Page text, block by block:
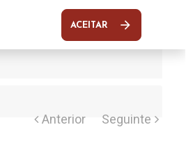
ACEITAR arrow_forward